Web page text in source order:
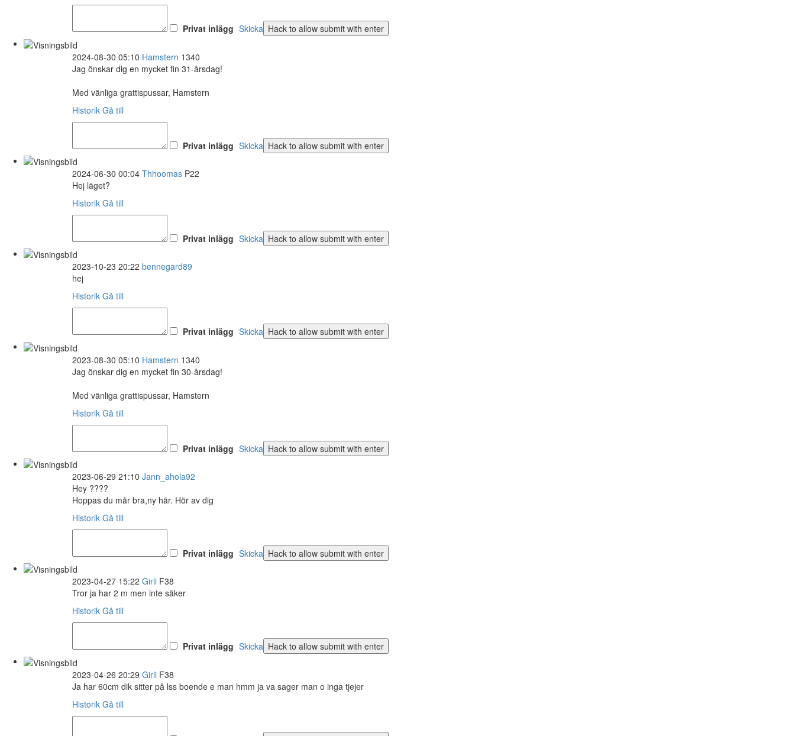
Privat inlägg Skicka
2024-08-30 05:10 Hamstern 1340
Jag önskar dig en mycket fin 31-årsdag!
Med vänliga grattispussar, Hamstern
Historik Gå till
Privat inlägg Skicka
2024-06-30 00:04 Thhoomas P22
Hej läget?
Historik Gå till
Privat inlägg Skicka
2023-10-23 20:22 bennegard89
hej
Historik Gå till
Privat inlägg Skicka
2023-08-30 05:10 Hamstern 1340
Jag önskar dig en mycket fin 30-årsdag!
Med vänliga grattispussar, Hamstern
Historik Gå till
Privat inlägg Skicka
2023-06-29 21:10 Jann_ahola92
Hey ????
Hoppas du mår bra,ny här. Hör av dig
Historik Gå till
Privat inlägg Skicka
2023-04-27 15:22 Girli F38
Tror ja har 2 m men inte säker
Historik Gå till
Privat inlägg Skicka
2023-04-26 20:29 Girli F38
Ja har 60cm dik sitter på lss boende e man hmm ja va sager man o inga tjejer
Historik Gå till